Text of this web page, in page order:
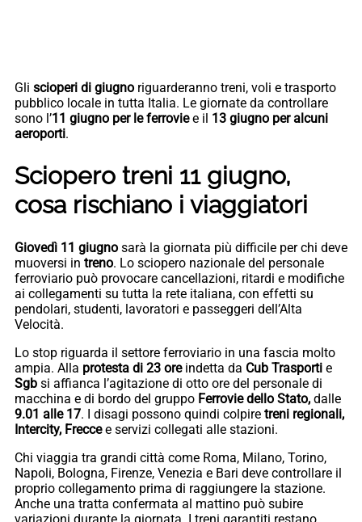
Gli scioperi di giugno riguarderanno treni, voli e trasporto
pubblico locale in tutta Italia. Le giornate da controllare
sono l’11 giugno per le ferroviee il 13 giugno per alcuni
aeroporti.
Sciopero treni 11 giugno,
cosa rischiano i viaggiatori
Giovedì 11 giugno sarà la giornata più difficile per chi deve
muoversi in treno. Lo sciopero nazionale del personale
ferroviario può provocare cancellazioni, ritardi e modifiche
ai collegamenti su tutta la rete italiana, con effetti su
pendolari, studenti, lavoratori e passeggeri dell’Alta
Velocità.
Lo stop riguarda il settore ferroviario in una fascia molto
ampia. Alla protesta di 23 oreindetta da Cub Trasporti e
Sgb si affianca l’agitazione di otto ore del personale di
macchina e di bordo del gruppo Ferrovie dello Stato, dalle
9.01 alle 17. I disagi possono quindi colpire treni regionali,
Intercity, Freccee servizi collegati alle stazioni.
Chi viaggia tra grandi città come Roma, Milano, Torino,
Napoli, Bologna, Firenze, Venezia e Bari deve controllare il
proprio collegamento prima di raggiungere la stazione.
Anche una tratta confermata al mattino può subire